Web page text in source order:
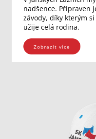
nadšence. Připraven
závody, díky kterým
užije celá rodina.
Zobrazit více